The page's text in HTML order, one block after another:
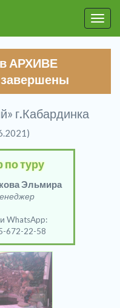
в АРХИВЕ
завершены
г.Кабардинка
туру
Эльмира
WhatsApp:
672-22-58